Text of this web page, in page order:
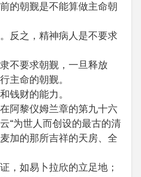
的朝觐是不能算做主命朝
反之，精神病人是不要求
不要求朝觐，一旦释放
主命的朝觐。
钱财的能力。
阿黎仪姆兰章的第九十六
“为世人而创设的最古的清
加的那所吉祥的天房、全
，如易卜拉欣的立足地；